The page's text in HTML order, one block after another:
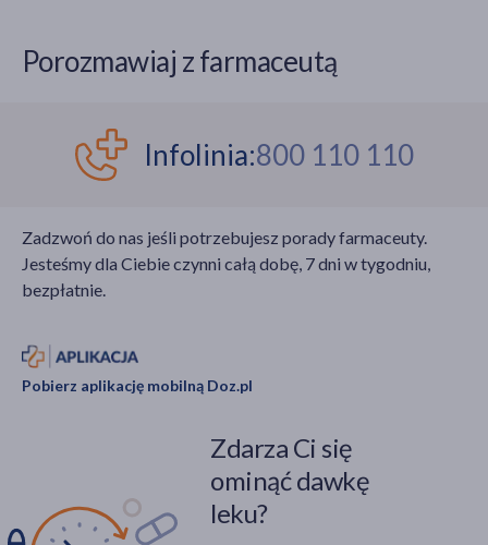
Porozmawiaj z farmaceutą
Infolinia:800 110 110
Zadzwoń do nas jeśli potrzebujesz porady farmaceuty.
Jesteśmy dla Ciebie czynni całą dobę, 7 dni w tygodniu,
bezpłatnie.
Pobierz aplikację mobilną Doz.pl
Zdarza Ci się
ominąć dawkę
leku?